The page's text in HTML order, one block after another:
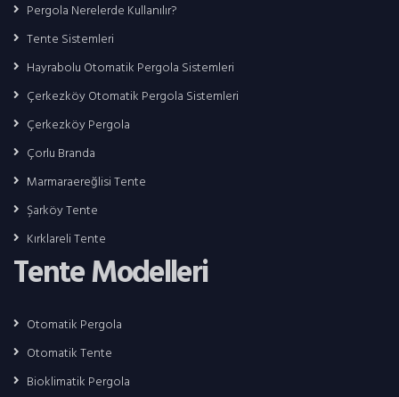
Pergola Nerelerde Kullanılır?
Tente Sistemleri
Hayrabolu Otomatik Pergola Sistemleri
Çerkezköy Otomatik Pergola Sistemleri
Çerkezköy Pergola
Çorlu Branda
Marmaraereğlisi Tente
Şarköy Tente
Kırklareli Tente
Tente Modelleri
Otomatik Pergola
Otomatik Tente
Bioklimatik Pergola